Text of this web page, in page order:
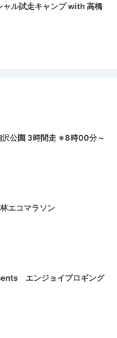
ャル試走キャンプ with 高橋
沢公園 3時間走 ※8時00分～
エコマラソン
エンジョイプロギング